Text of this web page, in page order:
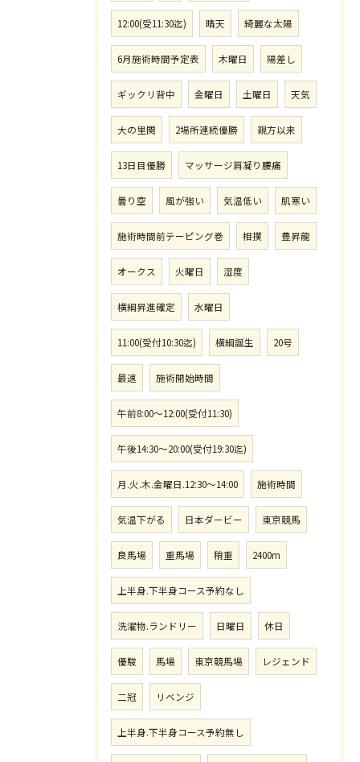
12:00(受11:30迄) 晴天 綺麗な太陽
6月施術時間予定表 木曜日 陽差し
ギックリ背中 金曜日 土曜日 天気
大の里関 2場所連続優勝 親方以来
13日目優勝 マッサージ肩凝り腰痛
曇り空 風が強い 気温低い 肌寒い
施術時間前テーピング巻 相撲 豊昇龍
オークス 火曜日 湿度
横綱昇進確定 水曜日
11:00(受付10:30迄) 横綱誕生 20号
最速 施術開始時間
午前8:00〜12:00(受付11:30)
午後14:30〜20:00(受付19:30迄)
月.火.木.金曜日.12:30〜14:00 施術時間
気温下がる 日本ダービー 東京競馬
良馬場 重馬場 稍重 2400m
上半身.下半身コース予約なし
洗濯物.ランドリー 日曜日 休日
優駿 馬場 東京競馬場 レジェンド
二冠 リベンジ
上半身.下半身コース予約無し